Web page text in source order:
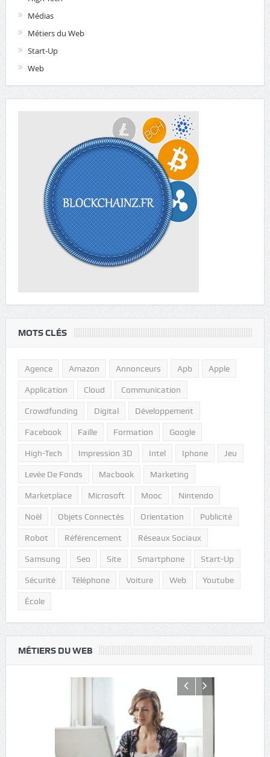
Médias
Métiers du Web
Start-Up
Web
MOTS CLÉS
Agence Amazon Annonceurs Apb Apple
Application Cloud Communication
Crowdfunding Digital Développement
Facebook Faille Formation Google
High-Tech Impression 3D Intel Iphone Jeu
Levée De Fonds Macbook Marketing
Marketplace Microsoft Mooc Nintendo
Noël Objets Connectés Orientation Publicité
Robot Référencement Réseaux Sociaux
Samsung Seo Site Smartphone Start-Up
Sécurité Téléphone Voiture Web Youtube
École
MÉTIERS DU WEB